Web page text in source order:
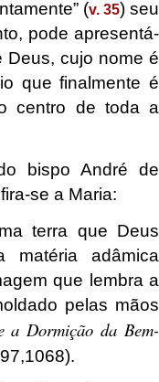
(v. 35) seu
pode apresentá-
Deus, cujo nome é
que finalmente é
centro de toda a
bispo André de
se a Maria:
terra que Deus
matéria adâmica
que lembra a
pelas mãos
a Dormição da Bem-